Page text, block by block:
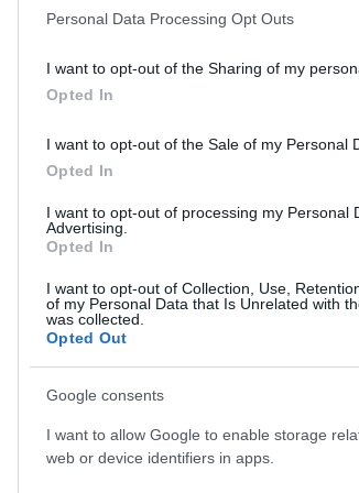
Personal Data Processing Opt Outs
I want to opt-out of the Sharing of my
Opted In
I want to opt-out of the Sale of my Personal
Opted In
I want to opt-out of processing my Personal
Advertising.
Opted In
I want to opt-out of Collection, Use,
of my Personal Data that Is Unrelated with
was collected.
Opted Out
Google consents
I want to allow Google to enable storage
web or device identifiers in apps.
5/2017 - 5/2021: Ισίδωρος
5/2013-5/2017: Χρήστος Λυγερός
2/2013-5/2013: Ηλίας Λαδάς
1/2006-6/2011: Χρήστος
12/2005-1/2006: Γεώργιος
10/2005-11/2005: Ισίδωρος
5/2003-10/2005: Χρήστος
5/1995-5/1999: Ιωάννης Τζεν
6/1991-5/1995: Αλέξανδρος
3/1990-6/1991: Δημήτριος
10/1988-3/1990: Γρηγόριος
5/1988-10/1988: Άρης
11/1987-5/1988: Χαρίλαος
4/1987-10/1987: Γρηγόριος